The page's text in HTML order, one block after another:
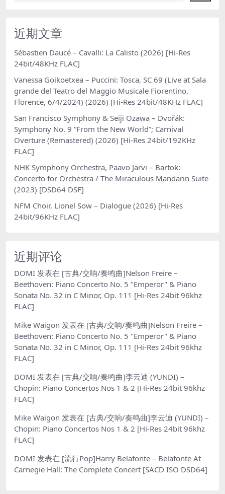
近期文章
Sébastien Daucé – Cavalli: La Calisto (2026) [Hi-Res
24bit/48KHz FLAC]
Vanessa Goikoetxea – Puccini: Tosca, SC 69 (Live at Sala
grande del Teatro del Maggio Musicale Fiorentino,
Florence, 6/4/2024) (2026) [Hi-Res 24bit/48KHz FLAC]
San Francisco Symphony & Seiji Ozawa – Dvořák:
Symphony No. 9 “From the New World”; Carnival
Overture (Remastered) (2026) [Hi-Res 24bit/192KHz
FLAC]
NHK Symphony Orchestra, Paavo Järvi – Bartok:
Concerto for Orchestra / The Miraculous Mandarin Suite
(2023) [DSD64 DSF]
NFM Choir, Lionel Sow – Dialogue (2026) [Hi-Res
24bit/96KHz FLAC]
近期评论
DOMI 发表在 [古典/交响/奏鸣曲]Nelson Freire –
Beethoven: Piano Concerto No. 5 "Emperor" & Piano
Sonata No. 32 in C Minor, Op. 111 [Hi-Res 24bit 96khz
FLAC]
Mike Waigon 发表在 [古典/交响/奏鸣曲]Nelson Freire –
Beethoven: Piano Concerto No. 5 "Emperor" & Piano
Sonata No. 32 in C Minor, Op. 111 [Hi-Res 24bit 96khz
FLAC]
DOMI 发表在 [古典/交响/奏鸣曲]李云迪 (YUNDI) –
Chopin: Piano Concertos Nos 1 & 2 [Hi-Res 24bit 96khz
FLAC]
Mike Waigon 发表在 [古典/交响/奏鸣曲]李云迪 (YUNDI) –
Chopin: Piano Concertos Nos 1 & 2 [Hi-Res 24bit 96khz
FLAC]
DOMI 发表在 [流行Pop]Harry Belafonte – Belafonte At
Carnegie Hall: The Complete Concert [SACD ISO DSD64]